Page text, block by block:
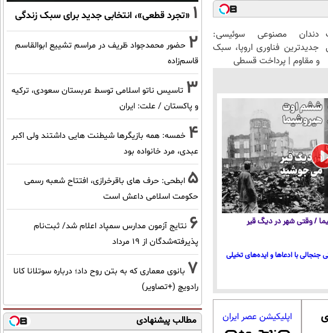
دندان مصنوعی سوئیسی:
جدیدترین فناوری اروپا، سبک
و مقاوم | پرداخت قسطی
/ وقتی شهر در دیگ قیر
با ادعاها و ایده‌های تخیلی
اپلیکیشن عصر ایران
1 «تجرد قطعی»، انتخابی جدید برای سبک زندگی
2 حضور محمدجواد ظریف در مراسم تشییع ابوالقاسم
قاسم‌زاده
3 تاسیس ناتو اسلامی توسط عربستان سعودی، ترکیه
و پاکستان / علت: ایران
4 خمسه: همه بازیگرها شیطنت هایی داشتند ولی اکبر
عبدی، مرد خانواده بود
5 ابطحی: حرف های باقرخرازی، افتتاح شعبه رسمی
حکومت اسلامی داعش است
6 نتایج آزمون مدارس سمپاد اعلام شد/ ثبت‌نام
پذیرفته‌شدگان از ۱۹ مرداد
7 بانوی معماری که به بتن روح داد؛ درباره سوتلانا کانا
رادویچ (+تصاویر)
مطالب پیشنهادی